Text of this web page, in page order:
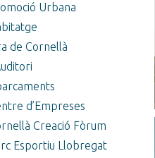
Urbana
de Cornellà
d’Empreses
Creació Fòrum
Esportiu Llobregat